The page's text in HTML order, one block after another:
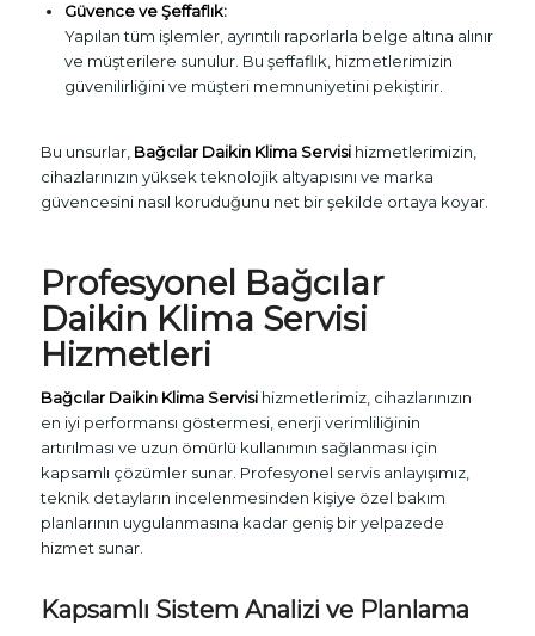
Güvence ve Şeffaflık:
Yapılan tüm işlemler, ayrıntılı raporlarla belge altına alınır
ve müşterilere sunulur. Bu şeffaflık, hizmetlerimizin
güvenilirliğini ve müşteri memnuniyetini pekiştirir.
Bu unsurlar, Bağcılar Daikin Klima Servisihizmetlerimizin,
cihazlarınızın yüksek teknolojik altyapısını ve marka
güvencesini nasıl koruduğunu net bir şekilde ortaya koyar.
Profesyonel Bağcılar
Daikin Klima Servisi
Hizmetleri
Bağcılar Daikin Klima Servisihizmetlerimiz, cihazlarınızın
en iyi performansı göstermesi, enerji verimliliğinin
artırılması ve uzun ömürlü kullanımın sağlanması için
kapsamlı çözümler sunar. Profesyonel servis anlayışımız,
teknik detayların incelenmesinden kişiye özel bakım
planlarının uygulanmasına kadar geniş bir yelpazede
hizmet sunar.
Kapsamlı Sistem Analizi ve Planlama